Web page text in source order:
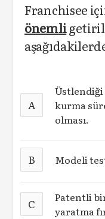
Franchisee
önemli
A
Üstlendiği
kurma
olması.
B Modeli
C
Patentli
yaratma